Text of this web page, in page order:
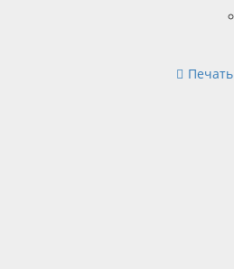
Печать